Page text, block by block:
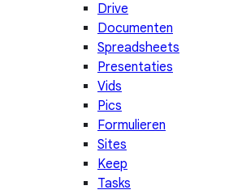
Drive
Documenten
Spreadsheets
Presentaties
Vids
Pics
Formulieren
Sites
Keep
Tasks